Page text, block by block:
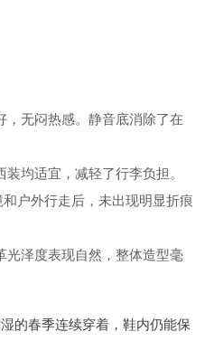
，无闷热感。静音底消除了在
装均适宜，减轻了行李负担。
户外行走后，未出现明显折痕
光泽度表现自然，整体造型毫
的春季连续穿着，鞋内仍能保